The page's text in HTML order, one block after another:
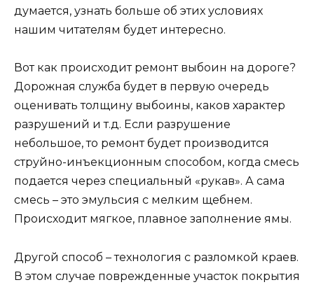
думается, узнать больше об этих условиях
нашим читателям будет интересно.
Вот как происходит ремонт выбоин на дороге?
Дорожная служба будет в первую очередь
оценивать толщину выбоины, каков характер
разрушений и т.д. Если разрушение
небольшое, то ремонт будет производится
струйно-инъекционным способом, когда смесь
подается через специальный «рукав». А сама
смесь – это эмульсия с мелким щебнем.
Происходит мягкое, плавное заполнение ямы.
Другой способ – технология с разломкой краев.
В этом случае поврежденные участок покрытия